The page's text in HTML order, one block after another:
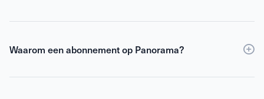
Waarom een abonnement op Panorama?
Een abonnement op Panorama is voordeliger dan